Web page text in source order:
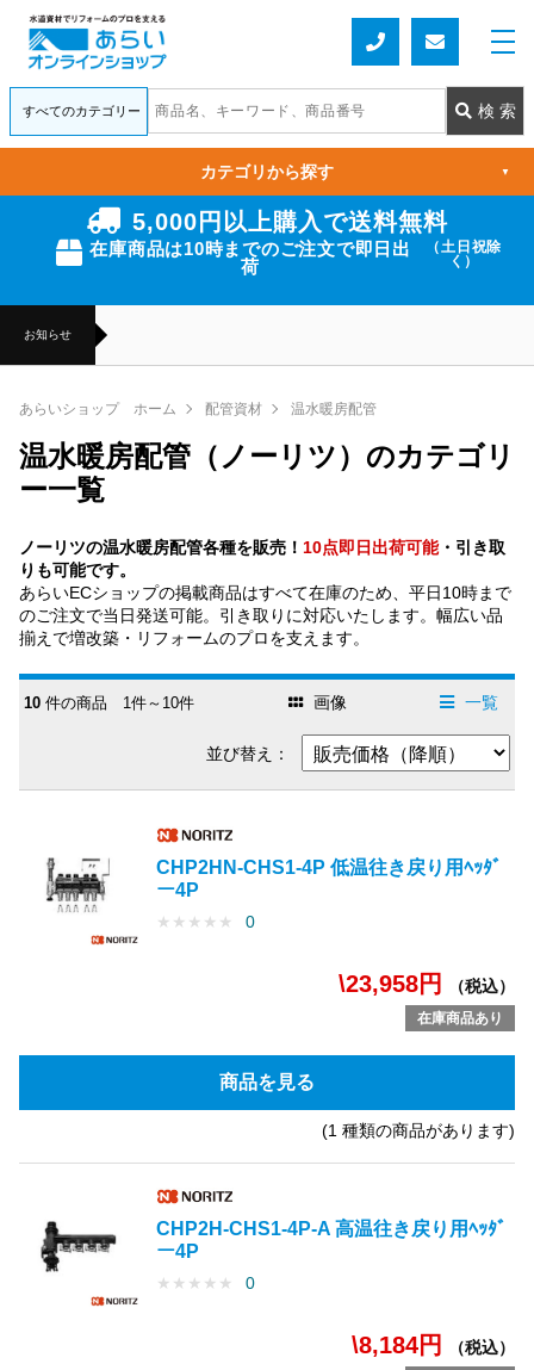
5,000円以上購入で送料無料
在庫商品は10時までのご注文で即日出
荷
（土日祝除
く）
お知らせ
カテゴリから探す ▼
あらいショップ ホーム 配管資材 温水暖房配管
温水暖房配管（ノーリツ）のカテゴリ
ー一覧
ノーリツの温水暖房配管各種を販売！ 10点即日出荷可能・引き取
りも可能です。
あらいECショップの掲載商品はすべて在庫のため、平日10時まで
のご注文で当日発送可能。引き取りに対応いたします。幅広い品
揃えで増改築・リフォームのプロを支えます。
10 件の商品 1件～10件 画像 一覧
並び替え：
CHP2HN-CHS1-4P 低温往き戻り用ﾍｯﾀﾞ
ー4P
★ ★ ★ ★ ★ 0
\23,958円 （税込）
在庫商品あり
商品を見る
(1 種類の商品があります)
CHP2H-CHS1-4P-A 高温往き戻り用ﾍｯﾀﾞ
ー4P
★ ★ ★ ★ ★ 0
\8,184円 （税込）